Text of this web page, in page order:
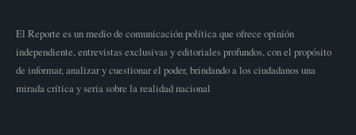
El Reporte es un medio de comunicación política que ofrece opinión
independiente, entrevistas exclusivas y editoriales profundos, con el propósito
de informar, analizar y cuestionar el poder, brindando a los ciudadanos una
mirada crítica y seria sobre la realidad nacional